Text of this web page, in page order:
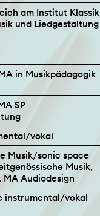
am Institut Klassik
und Liedgestaltung
in Musikpädagogik
SP
vokal
Musik/sonic space
Musik,
Audiodesign
instrumental/vokal